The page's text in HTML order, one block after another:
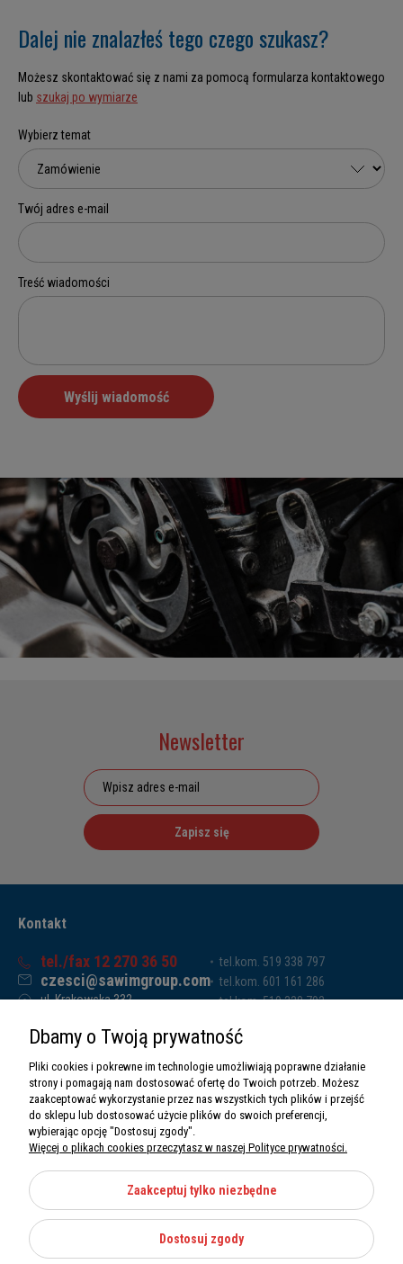
Dalej nie znalazłeś tego czego szukasz?
Możesz skontaktować się z nami za pomocą formularza kontaktowego
lub szukaj po wymiarze
Newsletter
Zapisz się
Kontakt
tel./fax 12 270 36 50
czesci@sawimgroup.com
ul. Krakowska 332,
Sawim Group Mariusz Zdyb sp. k.
NIP: 5130284470
REGON: 5246591010
tel.kom. 519 338 797
tel.kom. 601 161 286
tel.kom. 519 338 793
O nas
Informacje
Moje konto
Dbamy o Twoją prywatność
Pliki cookies i pokrewne im technologie umożliwiają poprawne działanie
strony i pomagają nam dostosować ofertę do Twoich potrzeb. Możesz
zaakceptować wykorzystanie przez nas wszystkich tych plików i przejść
do sklepu lub dostosować użycie plików do swoich preferencji,
wybierając opcję "Dostosuj zgody".
Więcej o plikach cookies przeczytasz w naszej Polityce prywatności.
Zaakceptuj tylko niezbędne
Dostosuj zgody